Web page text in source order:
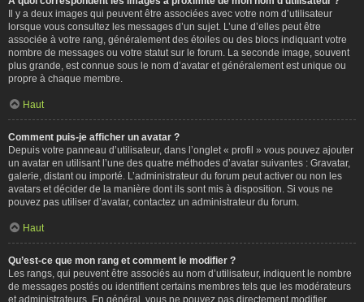
Il y a deux images qui peuvent être associées avec votre nom d’utilisateur
lorsque vous consultez les messages d’un sujet. L’une d’elles peut être
associée à votre rang, généralement des étoiles ou des blocs indiquant votre
nombre de messages ou votre statut sur le forum. La seconde image, souvent
plus grande, est connue sous le nom d’avatar et généralement est unique ou
propre à chaque membre.
Haut
Comment puis-je afficher un avatar ?
Depuis votre panneau d’utilisateur, dans l’onglet « profil » vous pouvez ajouter
un avatar en utilisant l’une des quatre méthodes d’avatar suivantes : Gravatar,
galerie, distant ou importé. L’administrateur du forum peut activer ou non les
avatars et décider de la manière dont ils sont mis à disposition. Si vous ne
pouvez pas utiliser d’avatar, contactez un administrateur du forum.
Haut
Qu’est-ce que mon rang et comment le modifier ?
Les rangs, qui peuvent être associés au nom d’utilisateur, indiquent le nombre
de messages postés ou identifient certains membres tels que les modérateurs
et administrateurs. En général, vous ne pouvez pas directement modifier